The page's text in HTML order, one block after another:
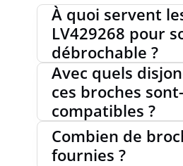
À quoi servent
LV429268 pour
débrochable ?
Avec quels
ces broches
compatibles ?
Combien de
fournies ?